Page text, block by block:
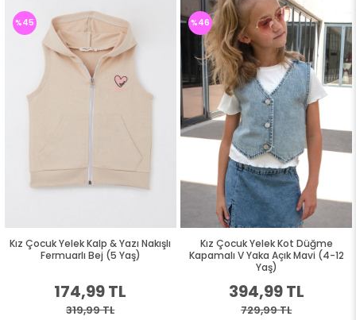
Kız Çocuk Yelek Kalp & Yazı Nakışlı
Fermuarlı Bej (5 Yaş)
174,99 TL
319,99 TL
%45
Kız Çocuk Yelek Kot Düğme
Kapamalı V Yaka Açık Mavi (4-12
Yaş)
394,99 TL
729,99 TL
%46